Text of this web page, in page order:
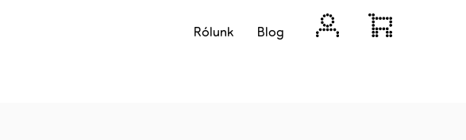
Rólunk Blog Bejelentkezés
Kosár